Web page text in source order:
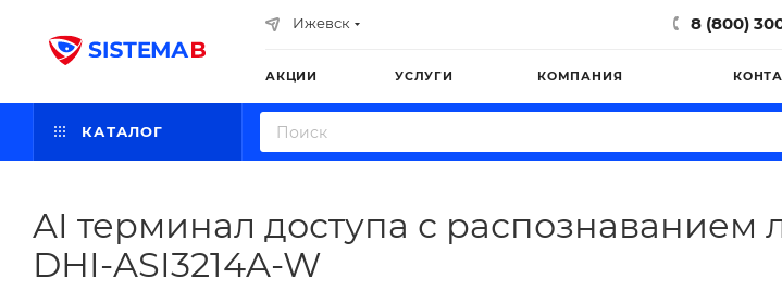
Ижевск 8 (800)
АКЦИИ УСЛУГИ КОМПАНИЯ
КАТАЛОГ
AI терминал доступа с распознаванием
DHI-ASI3214A-W